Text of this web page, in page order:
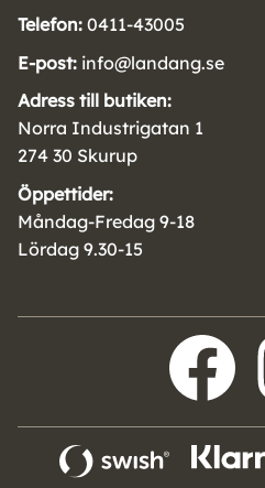
Telefon: 0411-43005
E-post: info@landang.se
Adress till butiken:
Norra Industrigatan 1
274 30 Skurup
Öppettider:
Måndag-Fredag 9-18
Lördag 9.30-15